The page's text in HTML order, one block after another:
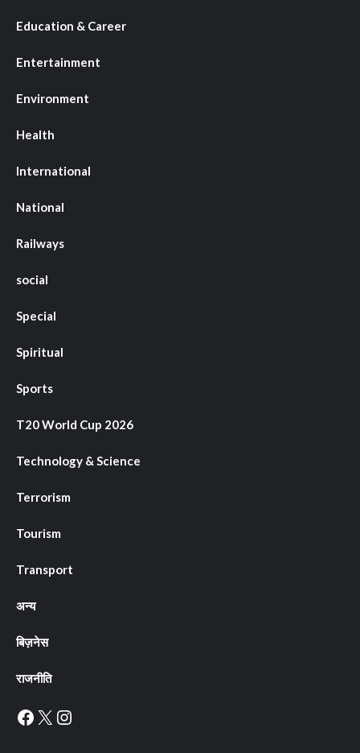
Education & Career
Entertainment
Environment
Health
International
National
Railways
social
Special
Spiritual
Sports
T20 World Cup 2026
Technology & Science
Terrorism
Tourism
Transport
अन्य
बिज़नेस
राजनीति
Facebook
X Instagram